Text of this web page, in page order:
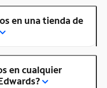
en una tienda de
en cualquier